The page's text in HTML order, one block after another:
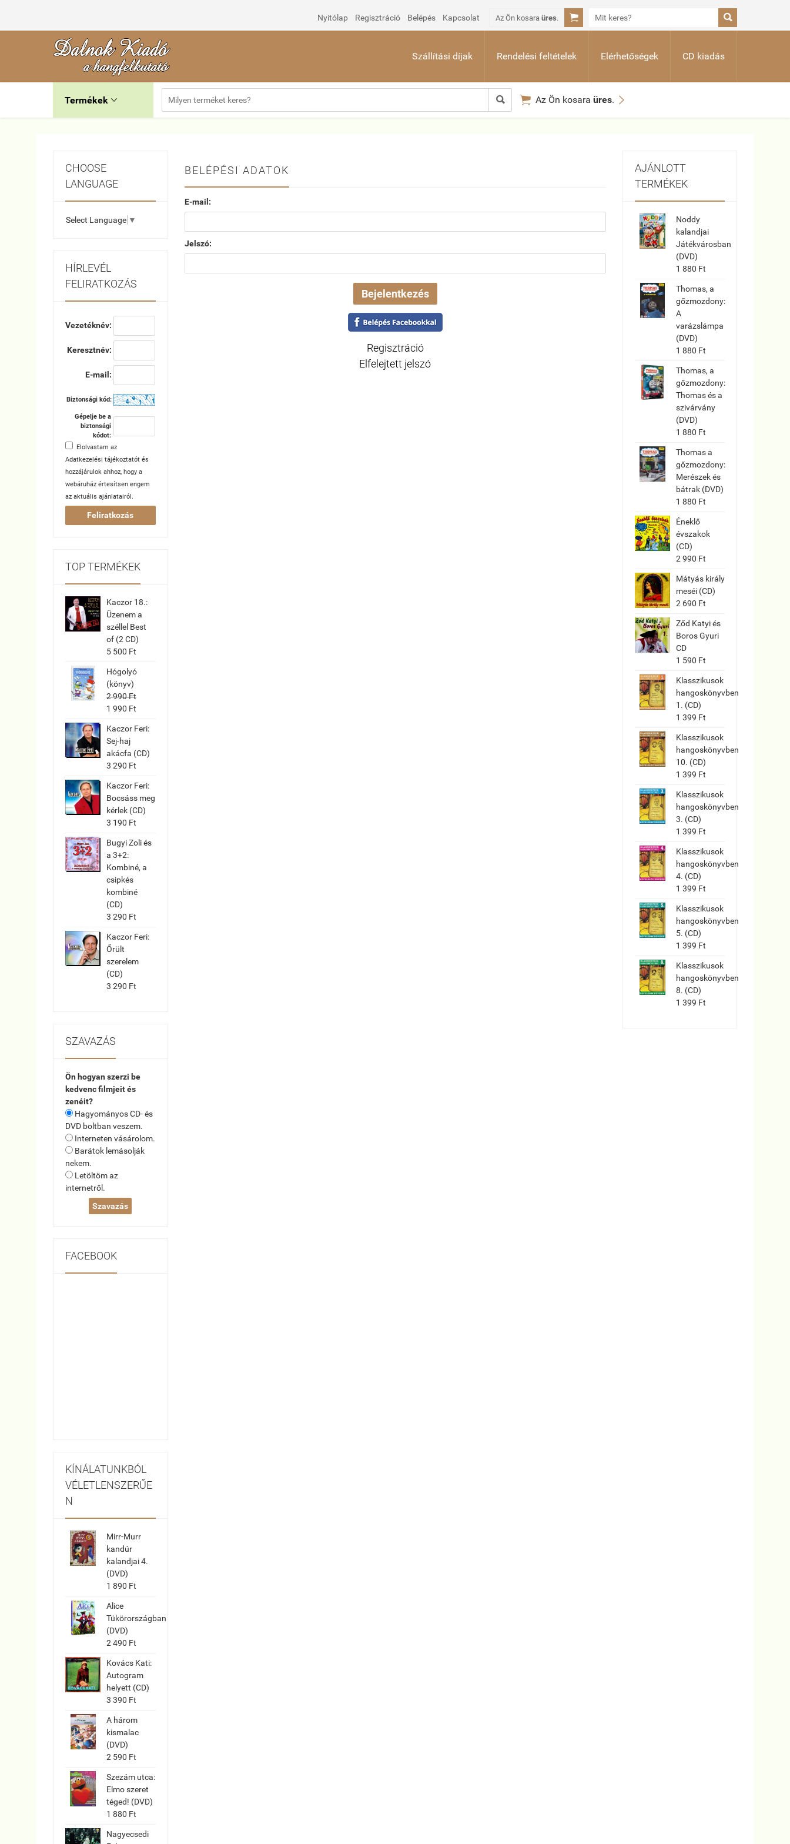
Nyitólap Regisztráció Belépés Kapcsolat Az Ön kosara üres.  
Szállítási díjak Rendelési feltételek Elérhetőségek CD kiadás
Termékek    Az Ön kosara üres. 
CHOOSE
LANGUAGE
Select Language ▼
HÍRLEVÉL
FELIRATKOZÁS
Vezetéknév:
Keresztnév:
E-mail:
Biztonsági kód:
Gépelje be a
biztonsági
kódot:
Elolvastam az
Adatkezelési tájékoztatót és
hozzájárulok ahhoz, hogy a
webáruház értesítsen engem
az aktuális ajánlatairól.
Feliratkozás
TOP TERMÉKEK
Kaczor 18.:
Üzenem a
széllel Best
of (2 CD)
5 500 Ft
Hógolyó
(könyv)
2 990 Ft
1 990 Ft
Kaczor Feri:
Sej-haj
akácfa (CD)
3 290 Ft
Kaczor Feri:
Bocsáss meg
kérlek (CD)
3 190 Ft
Bugyi Zoli és
a 3+2:
Kombiné, a
csipkés
kombiné
(CD)
3 290 Ft
Kaczor Feri:
Őrült
szerelem
(CD)
3 290 Ft
SZAVAZÁS
Ön hogyan szerzi be
kedvenc filmjeit és
zenéit?
Hagyományos CD- és
DVD boltban veszem.
Interneten vásárolom.
Barátok lemásolják
nekem.
Letöltöm az
internetről.
FACEBOOK
KÍNÁLATUNKBÓL
VÉLETLENSZERŰE
N
Mirr-Murr
kandúr
kalandjai 4.
(DVD)
1 890 Ft
Alice
Tükörországban
(DVD)
2 490 Ft
Kovács Kati:
Autogram
helyett (CD)
3 390 Ft
A három
kismalac
(DVD)
2 590 Ft
Szezám utca:
Elmo szeret
téged! (DVD)
1 880 Ft
Nagyecsedi
BELÉPÉSI ADATOK
E-mail:
Jelszó:
Regisztráció
Elfelejtett jelszó
AJÁNLOTT
TERMÉKEK
Noddy
kalandjai
Játékvárosban
(DVD)
1 880 Ft
Thomas, a
gőzmozdony:
A
varázslámpa
(DVD)
1 880 Ft
Thomas, a
gőzmozdony:
Thomas és a
szivárvány
(DVD)
1 880 Ft
Thomas a
gőzmozdony:
Merészek és
bátrak (DVD)
1 880 Ft
Éneklő
évszakok
(CD)
2 990 Ft
Mátyás király
meséi (CD)
2 690 Ft
Ződ Katyi és
Boros Gyuri
CD
1 590 Ft
Klasszikusok
hangoskönyvben
1. (CD)
1 399 Ft
Klasszikusok
hangoskönyvben
10. (CD)
1 399 Ft
Klasszikusok
hangoskönyvben
3. (CD)
1 399 Ft
Klasszikusok
hangoskönyvben
4. (CD)
1 399 Ft
Klasszikusok
hangoskönyvben
5. (CD)
1 399 Ft
Klasszikusok
hangoskönyvben
8. (CD)
1 399 Ft